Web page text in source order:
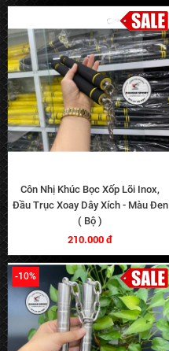
Côn Nhị Khúc Bọc Xốp Lõi Inox,
Đầu Trục Xoay Dây Xích - Màu Đen
( Bộ )
210.000 đ
-10%